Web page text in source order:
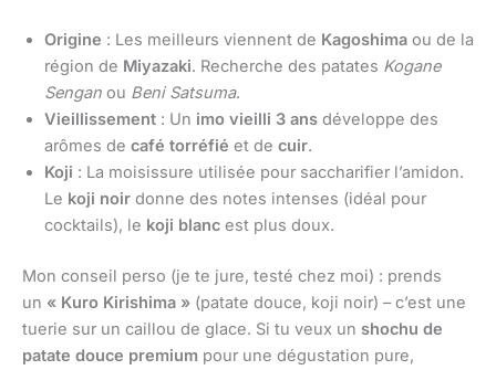
Origine : Les meilleurs viennent de Kagoshima ou de la
région de Miyazaki. Recherche des patates Kogane
Sengan ou Beni Satsuma.
Vieillissement : Un imo vieilli 3 ans développe des
arômes de café torréfié et de cuir.
Koji : La moisissure utilisée pour saccharifier l’amidon.
Le koji noir donne des notes intenses (idéal pour
cocktails), le koji blanc est plus doux.
Mon conseil perso (je te jure, testé chez moi) : prends
un « Kuro Kirishima » (patate douce, koji noir) – c’est une
tuerie sur un caillou de glace. Si tu veux un shochu de
patate douce premium pour une dégustation pure,